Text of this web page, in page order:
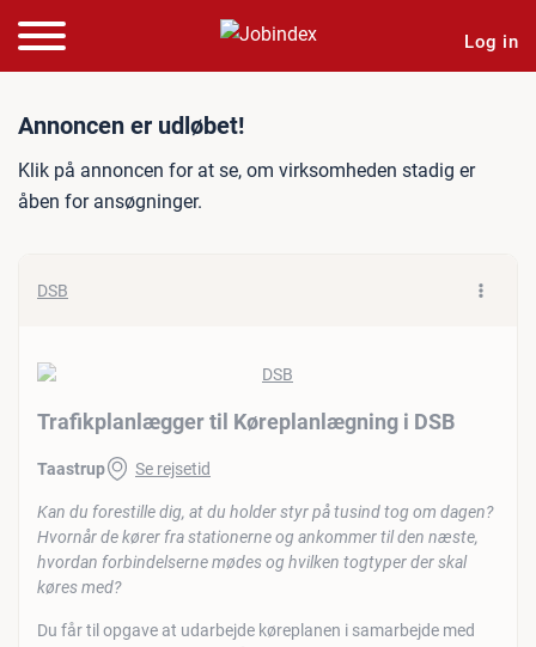
Log in
Jobannonce:
Annoncen er udløbet!
Klik på annoncen for at se, om virksomheden stadig er
åben for ansøgninger.
DSB
Trafikplanlægger til Køreplanlægning i DSB
Taastrup Se rejsetid
Kan du forestille dig, at du holder styr på tusind tog om dagen?
Hvornår de kører fra stationerne og ankommer til den næste,
hvordan forbindelserne mødes og hvilken togtyper der skal
køres med?
Du får til opgave at udarbejde køreplanen i samarbejde med